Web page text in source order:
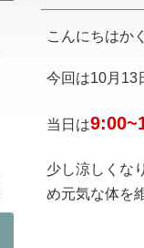
こんにちはか
今回は10月13
当日は
少し涼しくな
め元気な体を